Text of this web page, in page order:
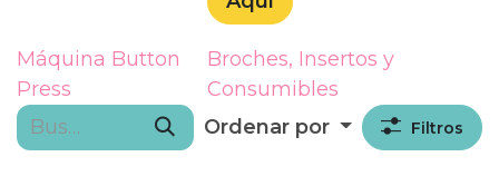
Máquina Button
Press
Broches, Insertos y
Consumibles
Ordenar por
Filtros